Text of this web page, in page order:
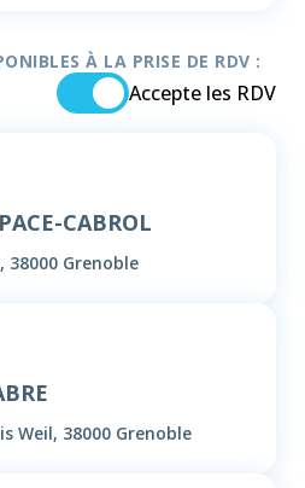
À LA PRISE DE RDV :
Accepte les RDV
CABROL
38000 Grenoble
Weil, 38000 Grenoble